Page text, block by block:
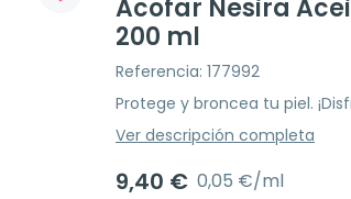
Acofar Nesira
200 ml
Referencia: 177992
Protege y broncea tu piel.
Ver descripción completa
9,40 € 0,05 €/ml